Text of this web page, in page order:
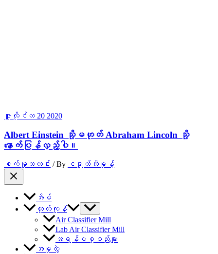
ဇူလိုင်လ 20 2020
Albert Einstein သို့မဟုတ် Abraham Lincoln သို့
နောက်ပြန်လှည့်ပါ။
စက်မှုသတင်း / By ငရုတ်သီးမှုန့်
အိမ်
ထုတ်ကုန်
Air Classifier Mill
Lab Air Classifier Mill
အရန်ပစ္စည်းများ
အမှုတွဲ